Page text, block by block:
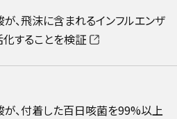
、飛沫に含まれるインフルエンザ
することを検証
、付着した百日咳菌を99%以上